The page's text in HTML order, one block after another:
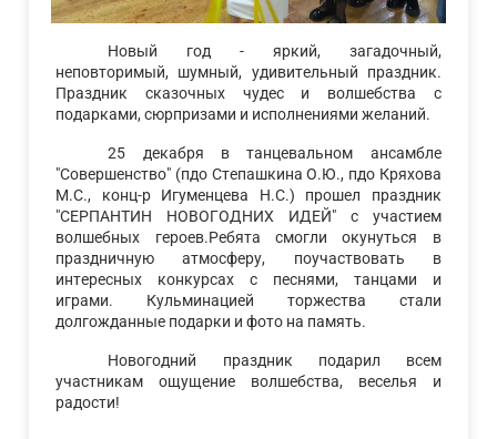
Новый год - яркий, загадочный,
неповторимый, шумный, удивительный праздник.
Праздник сказочных чудес и волшебства с
подарками, сюрпризами и исполнениями желаний.
25 декабря в танцевальном ансамбле
"Совершенство" (пдо Степашкина О.Ю., пдо Кряхова
М.С., конц-р Игуменцева Н.С.) прошел праздник
"СЕРПАНТИН НОВОГОДНИХ ИДЕЙ" с участием
волшебных героев.Ребята смогли окунуться в
праздничную атмосферу, поучаствовать в
интересных конкурсах с песнями, танцами и
играми. Кульминацией торжества стали
долгожданные подарки и фото на память.
Новогодний праздник подарил всем
участникам ощущение волшебства, веселья и
радости!